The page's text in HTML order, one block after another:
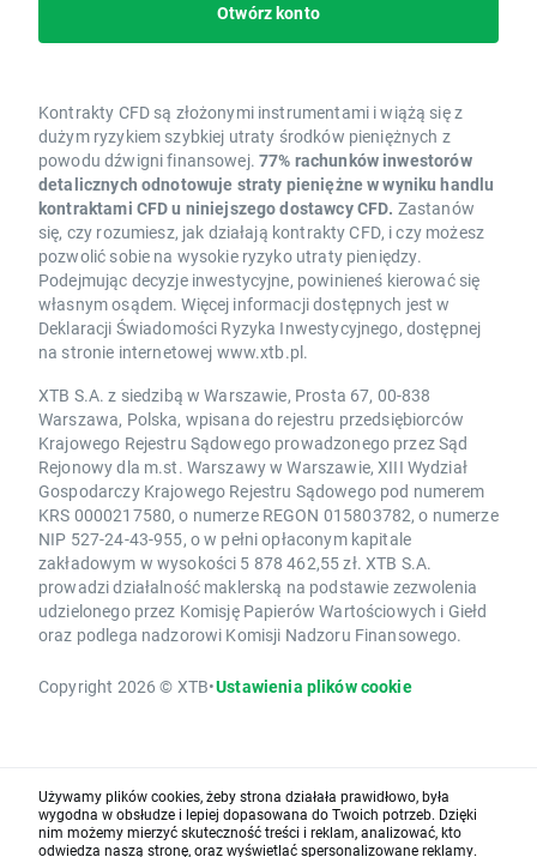
Otwórz konto
Kontrakty CFD są złożonymi instrumentami i wiążą się z
dużym ryzykiem szybkiej utraty środków pieniężnych z
powodu dźwigni finansowej. 77% rachunków inwestorów
detalicznych odnotowuje straty pieniężne w wyniku handlu
kontraktami CFD u niniejszego dostawcy CFD. Zastanów
się, czy rozumiesz, jak działają kontrakty CFD, i czy możesz
pozwolić sobie na wysokie ryzyko utraty pieniędzy.
Podejmując decyzje inwestycyjne, powinieneś kierować się
własnym osądem. Więcej informacji dostępnych jest w
Deklaracji Świadomości Ryzyka Inwestycyjnego, dostępnej
na stronie internetowej www.xtb.pl.
XTB S.A. z siedzibą w Warszawie, Prosta 67, 00-838
Warszawa, Polska, wpisana do rejestru przedsiębiorców
Krajowego Rejestru Sądowego prowadzonego przez Sąd
Rejonowy dla m.st. Warszawy w Warszawie, XIII Wydział
Gospodarczy Krajowego Rejestru Sądowego pod numerem
KRS 0000217580, o numerze REGON 015803782, o numerze
NIP 527-24-43-955, o w pełni opłaconym kapitale
zakładowym w wysokości 5 878 462,55 zł. XTB S.A.
prowadzi działalność maklerską na podstawie zezwolenia
udzielonego przez Komisję Papierów Wartościowych i Giełd
oraz podlega nadzorowi Komisji Nadzoru Finansowego.
Copyright 2026 © XTB•Ustawienia plików cookie
Używamy plików cookies, żeby strona działała prawidłowo, była
wygodna w obsłudze i lepiej dopasowana do Twoich potrzeb. Dzięki
nim możemy mierzyć skuteczność treści i reklam, analizować, kto
odwiedza naszą stronę, oraz wyświetlać spersonalizowane reklamy.